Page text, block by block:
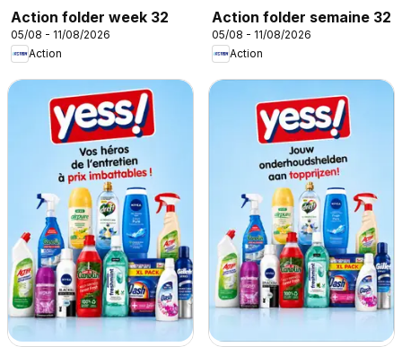
Action folder week 32
05/08 - 11/08/2026
Action
Action folder semaine 32
05/08 - 11/08/2026
Action